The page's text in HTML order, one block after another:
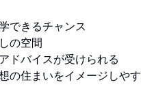
できるチャンス
の空間
ドバイスが受けられる
の住まいをイメージしやす